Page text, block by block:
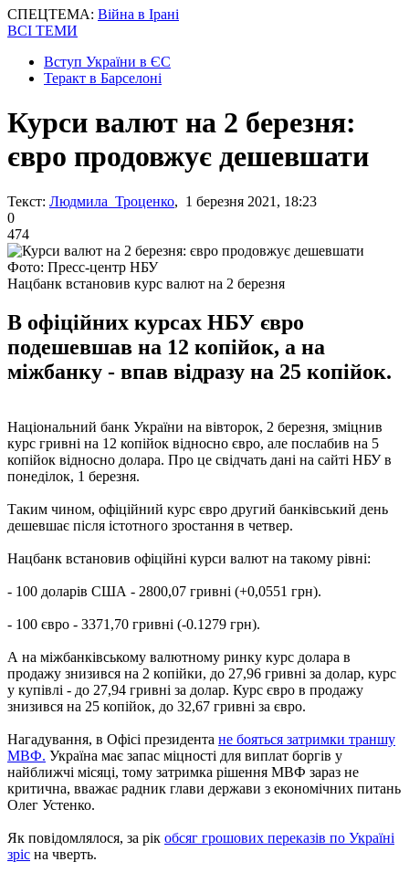
СПЕЦТЕМА: Війна в Ірані
ВСІ ТЕМИ
Вступ України в ЄС
Теракт в Барселоні
Курси валют на 2 березня:
євро продовжує дешевшати
Текст: Людмила Троценко, 1 березня 2021, 18:23
0
474
Фото: Пресс-центр НБУ
Нацбанк встановив курс валют на 2 березня
В офіційних курсах НБУ євро
подешевшав на 12 копійок, а на
міжбанку - впав відразу на 25 копійок.
Національний банк України на вівторок, 2 березня, зміцнив
курс гривні на 12 копійок відносно євро, але послабив на 5
копійок відносно долара. Про це свідчать дані на сайті НБУ в
понеділок, 1 березня.
Таким чином, офіційний курс євро другий банківський день
дешевшає після істотного зростання в четвер.
Нацбанк встановив офіційні курси валют на такому рівні:
- 100 доларів США - 2800,07 гривні (+0,0551 грн).
- 100 євро - 3371,70 гривні (-0.1279 грн).
А на міжбанківському валютному ринку курс долара в
продажу знизився на 2 копійки, до 27,96 гривні за долар, курс
у купівлі - до 27,94 гривні за долар. Курс євро в продажу
знизився на 25 копійок, до 32,67 гривні за євро.
Нагадування, в Офісі президента не бояться затримки траншу
МВФ. Україна має запас міцності для виплат боргів у
найближчі місяці, тому затримка рішення МВФ зараз не
критична, вважає радник глави держави з економічних питань
Олег Устенко.
Як повідомлялося, за рік обсяг грошових переказів по Україні
зріс на чверть.